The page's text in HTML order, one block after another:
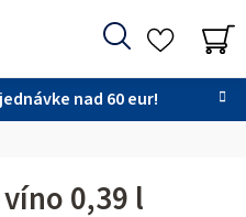
nad 60 eur!
Hľadať
0,39 l